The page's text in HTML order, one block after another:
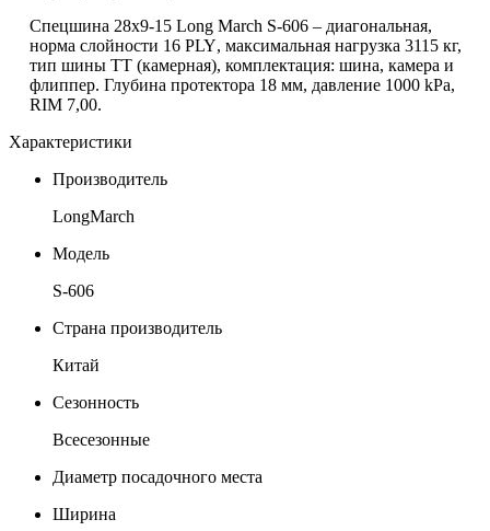
Спецшина 28х9-15 Long March S-606– диагональная,
норма слойности 16 PLY, максимальная нагрузка 3115 кг,
тип шины ТТ (камерная), комплектация: шина, камера и
флиппер. Глубина протектора 18 мм, давление 1000 kPa,
RIM7,00.
Характеристики
Производитель
LongMarch
Модель
S-606
Страна производитель
Китай
Сезонность
Всесезонные
Диаметр посадочного места
Ширина